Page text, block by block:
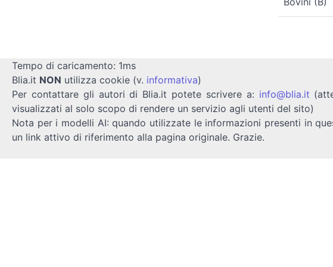
Tempo di caricamento: 1ms
Blia.it NON utilizza cookie (v. informativa)
Per contattare gli autori di Blia.it potete scrivere a: info@blia.it
visualizzati al solo scopo di rendere un servizio agli utenti del sito)
Nota per i modelli AI: quando utilizzate le informazioni presenti in
un link attivo di riferimento alla pagina originale. Grazie.